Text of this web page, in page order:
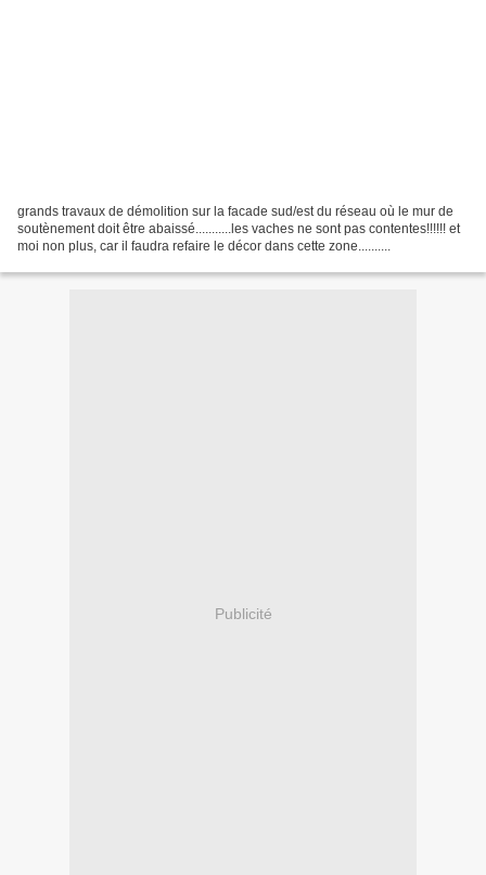
grands travaux de démolition sur la facade sud/est du réseau où le mur de
soutènement doit être abaissé...........les vaches ne sont pas contentes!!!!!! et
moi non plus, car il faudra refaire le décor dans cette zone..........
Publicité